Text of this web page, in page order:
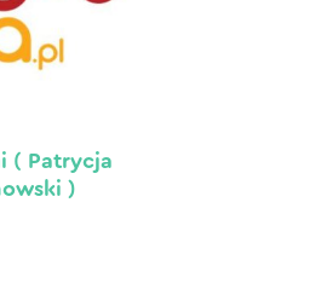
( Patrycja
)